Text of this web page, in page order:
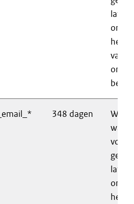
laten
het
van
348 dagen
voor
laten
het